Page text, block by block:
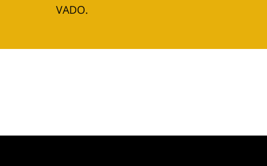
VADO.